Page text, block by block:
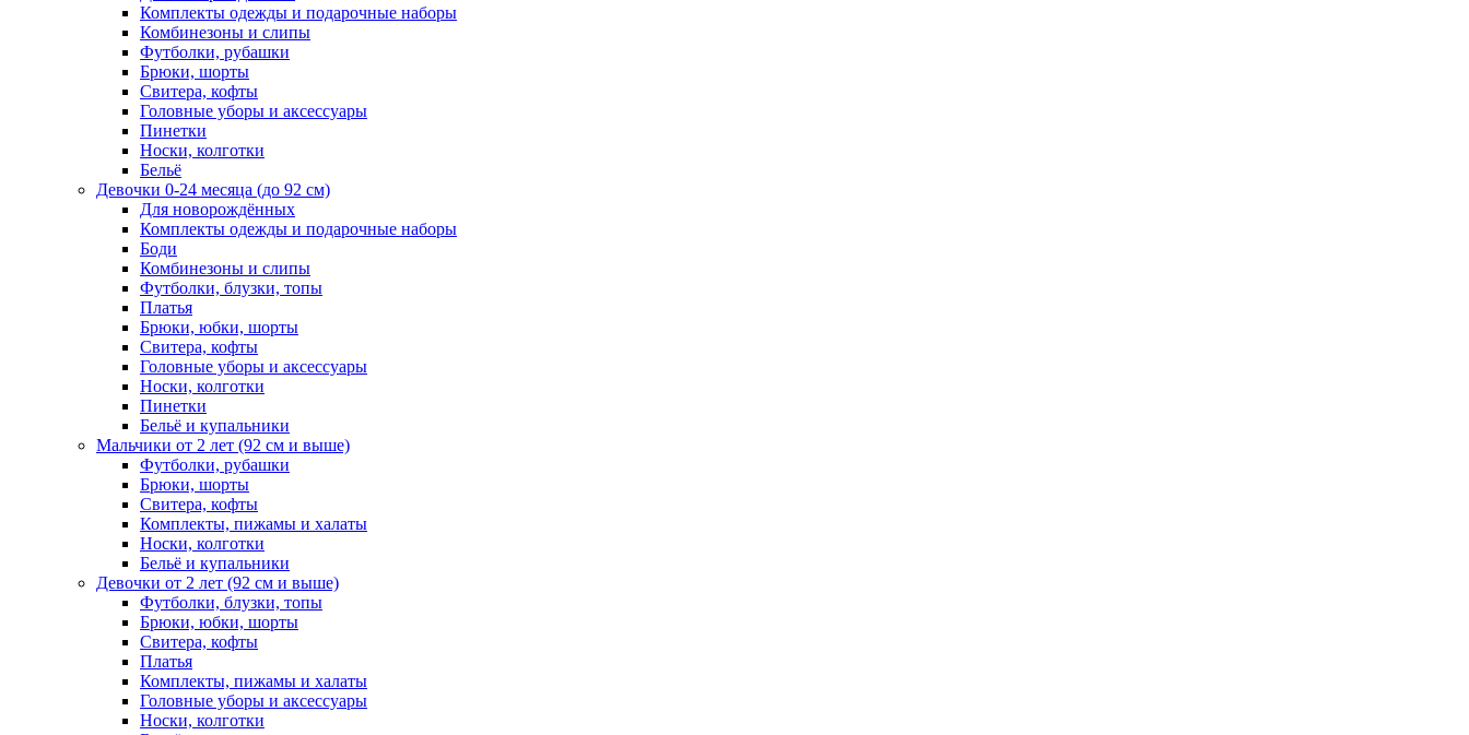
Комплекты одежды и подарочные наборы
Комбинезоны и слипы
Футболки, рубашки
Брюки, шорты
Свитера, кофты
Головные уборы и аксессуары
Пинетки
Носки, колготки
Бельё
Девочки 0-24 месяца (до 92 см)
Для новорождённых
Комплекты одежды и подарочные наборы
Боди
Комбинезоны и слипы
Футболки, блузки, топы
Платья
Брюки, юбки, шорты
Свитера, кофты
Головные уборы и аксессуары
Носки, колготки
Пинетки
Бельё и купальники
Мальчики от 2 лет (92 см и выше)
Футболки, рубашки
Брюки, шорты
Свитера, кофты
Комплекты, пижамы и халаты
Носки, колготки
Бельё и купальники
Девочки от 2 лет (92 см и выше)
Футболки, блузки, топы
Брюки, юбки, шорты
Свитера, кофты
Платья
Комплекты, пижамы и халаты
Головные уборы и аксессуары
Носки, колготки